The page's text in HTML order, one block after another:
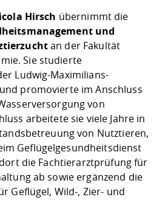
Hirsch übernimmt die
und
an der Fakultät
Sie studierte
Ludwig-Maximilians-
promovierte im Anschluss
von
arbeitete sie viele Jahre in
von Nutztieren,
Geflügelgesundheitsdienst
die Fachtierarztprüfung für
ab sowie ergänzend die
Geflügel, Wild-, Zier- und